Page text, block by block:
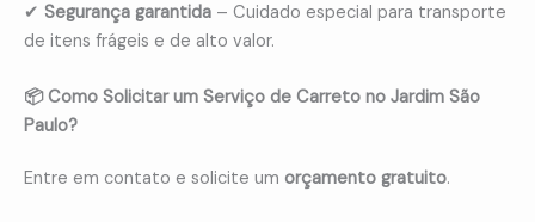
✔ Segurança garantida – Cuidado especial para transporte
de itens frágeis e de alto valor.
📦 Como Solicitar um Serviço de Carreto no Jardim São
Paulo?
Entre em contato e solicite um orçamento gratuito.